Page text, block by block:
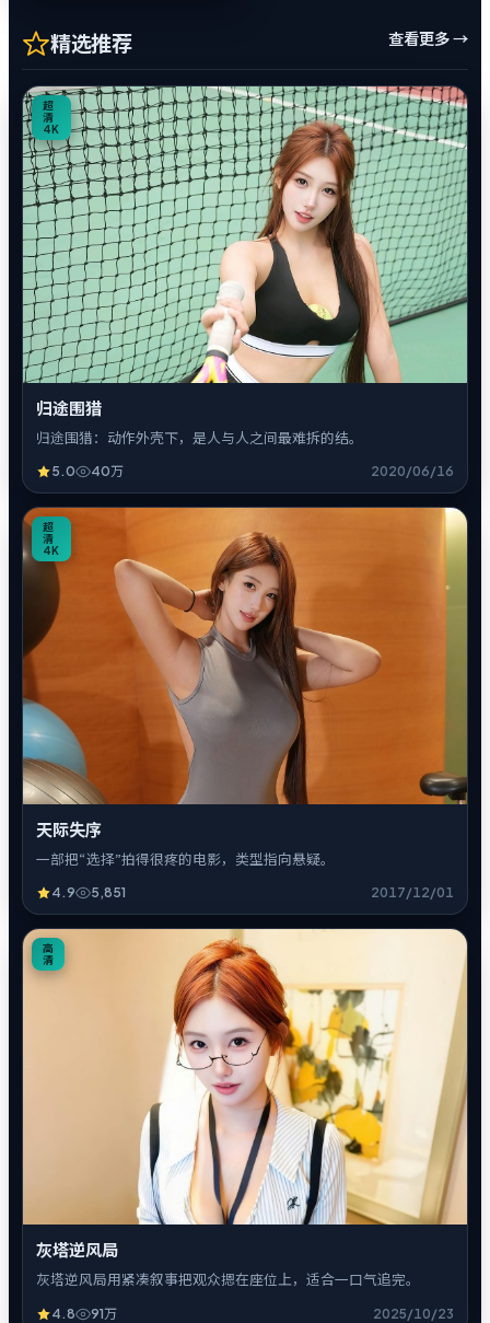
精选推荐 查看更多 →
超
清
4K
归途围猎
归途围猎：动作外壳下，是人与人之间最难拆的结。
5.0 40万 2020/06/16
超
清
4K
天际失序
一部把“选择”拍得很疼的电影，类型指向悬疑。
4.9 5,851 2017/12/01
高
清
灰塔逆风局
灰塔逆风局用紧凑叙事把观众摁在座位上，适合一口气追完。
4.8 91万 2025/10/23